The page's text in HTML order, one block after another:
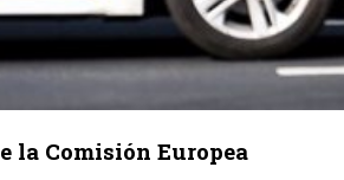
la Comisión Europea